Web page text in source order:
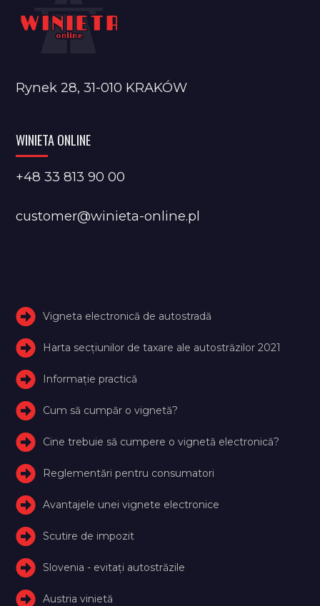
Rynek 28, 31-010 KRAKÓW
WINIETA ONLINE
+48 33 813 90 00
customer@winieta-online.pl
Vigneta electronică de autostradă
Harta secțiunilor de taxare ale autostrăzilor 2021
Informație practică
Cum să cumpăr o vignetă?
Cine trebuie să cumpere o vignetă electronică?
Reglementări pentru consumatori
Avantajele unei vignete electronice
Scutire de impozit
Slovenia - evitați autostrăzile
Austria vinietă